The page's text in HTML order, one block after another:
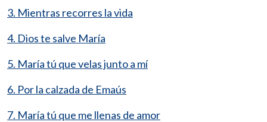
3. Mientras recorres la vida
4. Dios te salve María
5. María tú que velas junto a mí
6. Por la calzada de Emaús
7. María tú que me llenas de amor